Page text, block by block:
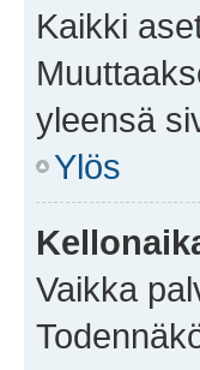
Kaikki
yleensä
Ylös
Vaikka